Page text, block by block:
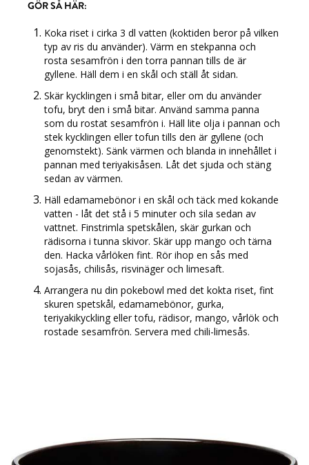
GÖR SÅ HÄR:
Koka riset i cirka 3 dl vatten (koktiden beror på vilken
typ av ris du använder). Värm en stekpanna och
rosta sesamfrön i den torra pannan tills de är
gyllene. Häll dem i en skål och ställ åt sidan.
Skär kycklingen i små bitar, eller om du använder
tofu, bryt den i små bitar. Använd samma panna
som du rostat sesamfrön i. Häll lite olja i pannan och
stek kycklingen eller tofun tills den är gyllene (och
genomstekt). Sänk värmen och blanda in innehållet i
pannan med teriyakisåsen. Låt det sjuda och stäng
sedan av värmen.
Häll edamamebönor i en skål och täck med kokande
vatten - låt det stå i 5 minuter och sila sedan av
vattnet. Finstrimla spetskålen, skär gurkan och
rädisorna i tunna skivor. Skär upp mango och tärna
den. Hacka vårlöken fint. Rör ihop en sås med
sojasås, chilisås, risvinäger och limesaft.
Arrangera nu din pokebowl med det kokta riset, fint
skuren spetskål, edamamebönor, gurka,
teriyakikyckling eller tofu, rädisor, mango, vårlök och
rostade sesamfrön. Servera med chili-limesås.